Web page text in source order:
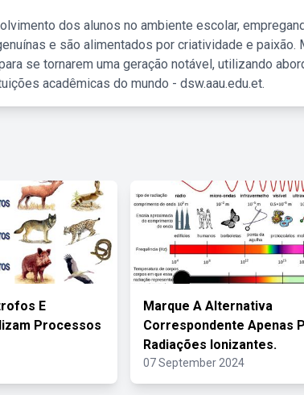
dos alunos no ambiente escolar,
e são alimentados por criatividade e paixão.
se tornarem uma geração notável, utilizando
acadêmicas do mundo - dsw.aau.edu.et.
E
Processos
Marque A Alternativa
Correspondente Apenas
Radiações Ionizantes.
07 September 2024